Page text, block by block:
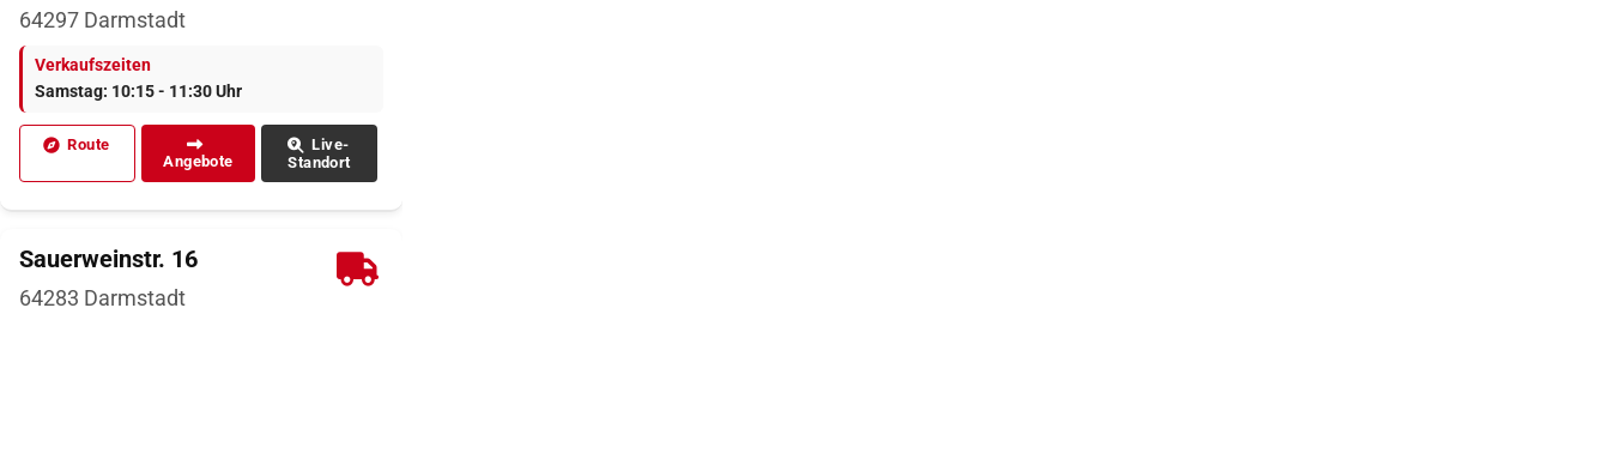
64297 Darmstadt
Verkaufszeiten
Samstag: 10:15 - 11:30 Uhr
Route
Angebote
Live-
Standort
Sauerweinstr. 16
64283 Darmstadt